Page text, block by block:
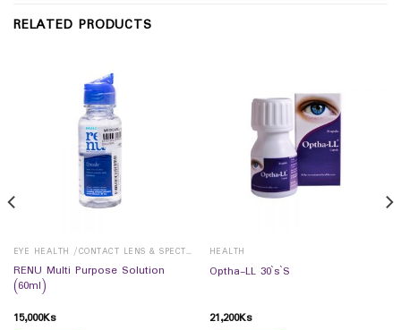
RELATED PRODUCTS
EYE HEALTH /CONTACT LENS & SPECTICALS
RENU Multi Purpose Solution
(60ml)
15,000Ks
HEALTH
Optha-LL 30`s`S
21,200Ks